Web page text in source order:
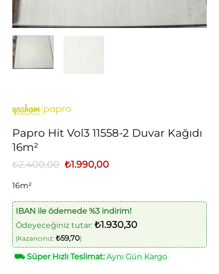
Papro Hit Vol3 11558-2 Duvar Kağıdı
16m²
₺2.400,00 Orijinal
fiyat:
₺1.990,00Şu
16m²
IBAN ile ödemede %3 indirim!
Ödeyeceğiniz tutar: ₺1.930,30
(Kazancınız: ₺59,70)
⛟Süper Hızlı Teslimat:Aynı Gün Kargo